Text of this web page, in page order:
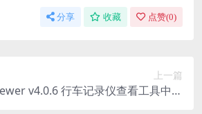
分享 收藏 点赞(0)
上一篇
v4.0.6 行车记录仪查看工具中文